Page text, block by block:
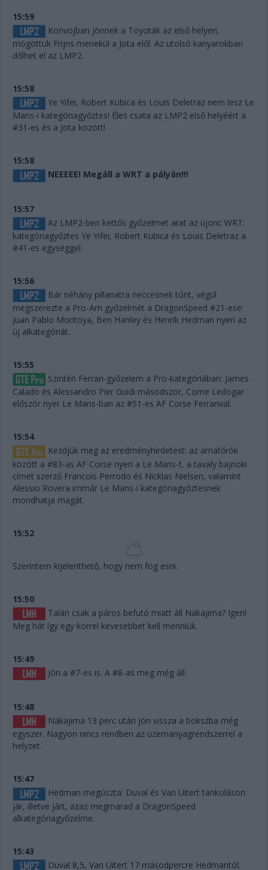
15:59
Konvojban jönnek a Toyoták az első helyen,
mögöttük Frijns menekül a Jota elől. Az utolsó kanyarokban
dőlhet el az LMP2.
15:58
Ye Yifei, Robert Kubica és Louis Deletraz nem lesz Le
Mans-i kategóriagyőztes! Éles csata az LMP2 első helyéért a
#31-es és a Jota között!
15:58
NEEEEE! Megáll a WRT a pályán!!!
15:57
Az LMP2-ben kettős győzelmet arat az újonc WRT:
kategóriagyőztes Ye Yifei, Robert Kubica és Louis Deletraz a
#41-es egységgel.
15:56
Bár néhány pillanatra neccesnek tűnt, végül
megszerezte a Pro-Am győzelmét a DragonSpeed #21-ese:
Juan Pablo Montoya, Ben Hanley és Henrik Hedman nyeri az
új alkategóriát.
15:55
Szintén Ferrari-győzelem a Pro-kategóriában: James
Calado és Alessandro Pier Guidi másodszor, Come Ledogar
először nyer Le Mans-ban az #51-es AF Corse Ferrarival.
15:54
Kezdjük meg az eredményhirdetést: az amatőrök
között a #83-as AF Corse nyeri a Le Mans-t, a tavaly bajnoki
címet szerző Francois Perrodo és Nicklas Nielsen, valamint
Alessio Rovera immár Le Mans-i kategóriagyőztesnek
mondhatja magát.
15:52
Szerintem kijelenthető, hogy nem fog esni.
15:50
Talán csak a páros befutó miatt áll Nakajima? Igen!
Meg hát így egy körrel kevesebbet kell menniük.
15:49
Jön a #7-es is. A #8-as meg még áll.
15:48
Nakajima 13 perc után jön vissza a bokszba még
egyszer. Nagyon nincs rendben az üzemanyagrendszerrel a
helyzet.
15:47
Hedman megúszta: Duval és Van Uitert tankoláson
jár, illetve járt, azaz megmarad a DragonSpeed
alkategóriagyőzelme.
15:43
Duval 8,5, Van Uitert 17 másodpercre Hedmantól.